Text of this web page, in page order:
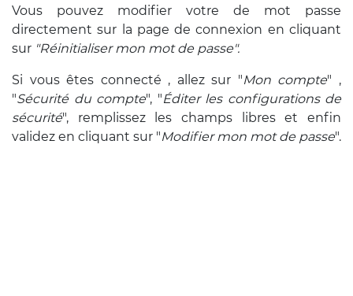
Vous pouvez modifier votre de mot passe
directement sur la page de connexion en cliquant
sur "Réinitialiser mon mot de passe".
Si vous êtes connecté , allez sur "Mon compte" ,
"Sécurité du compte", "Éditer les configurations de
sécurité", remplissez les champs libres et enfin
validez en cliquant sur "Modifier mon mot de passe".